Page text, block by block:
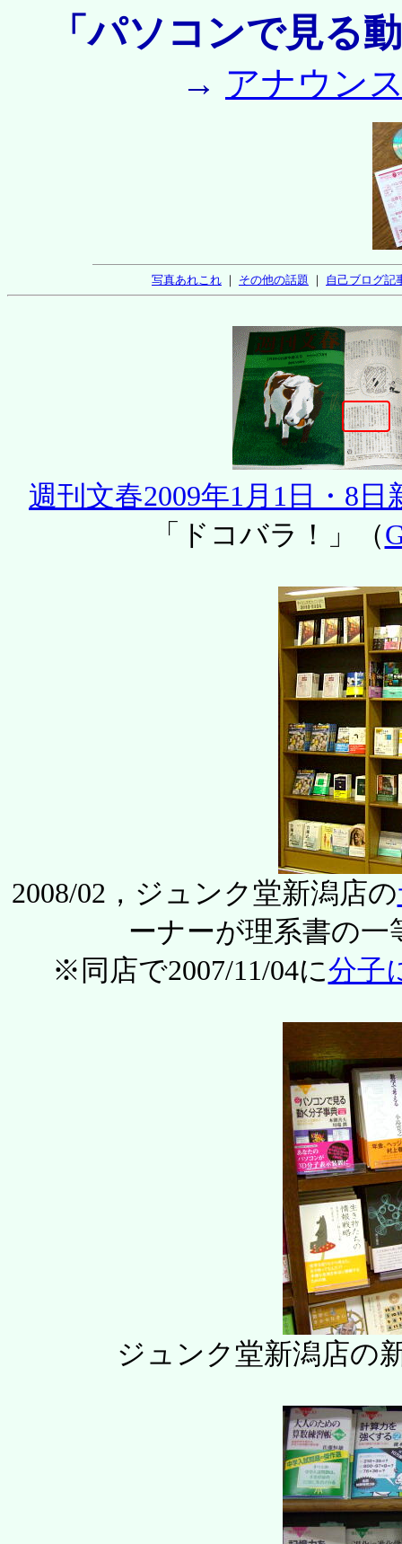
「パソコンで見る
→ アナウン
写真あれこれ ｜ その他の話題 ｜ 自己ブログ記
週刊文春2009年1月1日・8日
「ドコバラ！」（
2008/02，ジュンク堂新潟店の
ーナーが理系書の
※同店で2007/11/04に分子
ジュンク堂新潟店の